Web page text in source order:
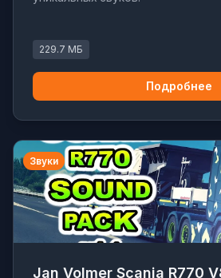
229.7 МБ
Подробнее
Звуки
Jan Volmer Scania R770